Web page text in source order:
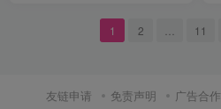
1 2 11
友链申请 免责声明 广告合作